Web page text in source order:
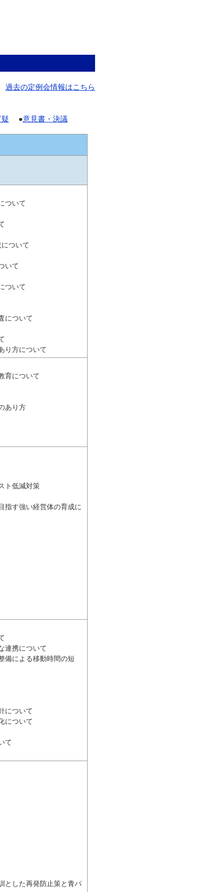
過去の定例会情報はこちら
●意見書・決議
ついて
ついて
いて
ついて
について
り方について
育について
あり方
ト低減対策
指す強い経営体の育成に
連携について
備による移動時間の短
について
について
て
とした再発防止策と青パ